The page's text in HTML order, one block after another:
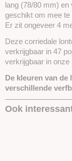
lang (78/80 mm)
geschikt om mee te
Er zit ongeveer 4
Deze corriedale
verkrijgbaar in 47
verkrijgbaar in
De kleuren van
verschillende
Ook